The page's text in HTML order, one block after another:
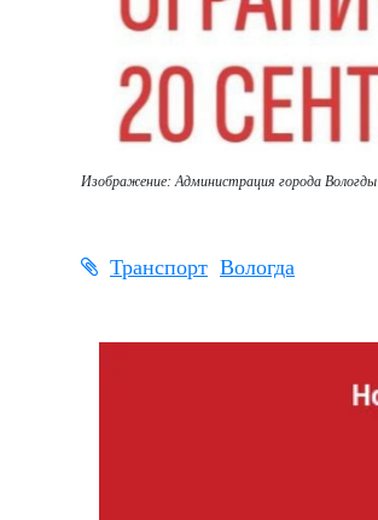
Изображение: Администрация города Вологды
Транспорт Вологда